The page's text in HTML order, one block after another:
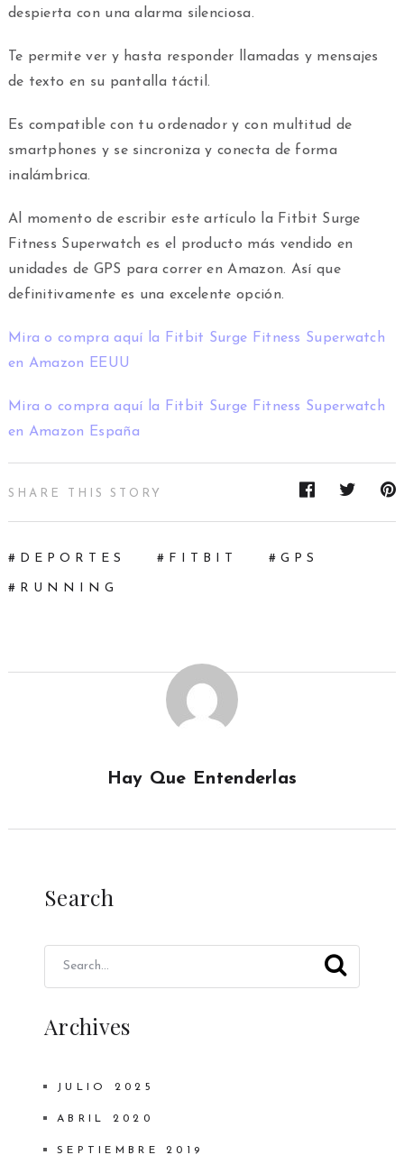
despierta con una alarma silenciosa.
Te permite ver y hasta responder llamadas y mensajes
de texto en su pantalla táctil.
Es compatible con tu ordenador y con multitud de
smartphones y se sincroniza y conecta de forma
inalámbrica.
Al momento de escribir este artículo la Fitbit Surge
Fitness Superwatch es el producto más vendido en
unidades de GPS para correr en Amazon. Así que
definitivamente es una excelente opción.
Mira o compra aquí la Fitbit Surge Fitness Superwatch
en Amazon EEUU
Mira o compra aquí la Fitbit Surge Fitness Superwatch
en Amazon España
SHARE THIS STORY
DEPORTES FITBIT GPS
RUNNING
Hay Que Entenderlas
Search
Archives
JULIO 2025
ABRIL 2020
SEPTIEMBRE 2019